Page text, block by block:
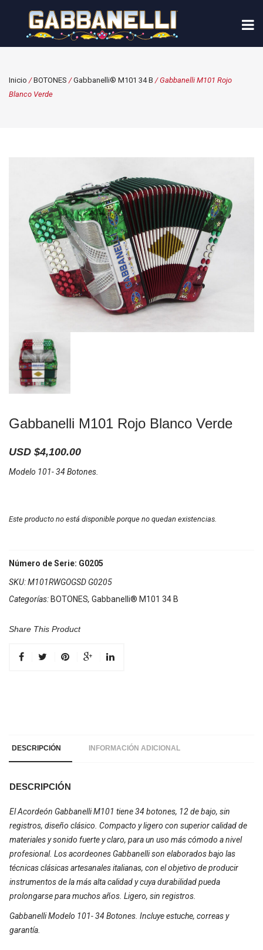
Inicio /BOTONES /Gabbanelli® M101 34 B / Gabbanelli M101 Rojo
Blanco Verde
Gabbanelli M101 Rojo Blanco Verde
USD $4,100.00
Modelo 101- 34 Botones.
Este producto no está disponible porque no quedan existencias.
Número de Serie: G0205
SKU:M101RWGOGSD G0205
Categorías: BOTONES, Gabbanelli® M101 34 B
Share This Product
DESCRIPCIÓN INFORMACIÓN ADICIONAL
DESCRIPCIÓN
El Acordeón Gabbanelli M101 tiene 34 botones, 12 de bajo, sin
registros, diseño clásico. Compacto y ligero con superior calidad de
materiales y sonido fuerte y claro, para un uso más cómodo a nivel
profesional. Los acordeones Gabbanelli son elaborados bajo las
técnicas clásicas artesanales italianas, con el objetivo de producir
instrumentos de la más alta calidad y cuya durabilidad pueda
prolongarse para muchos años. Ligero, sin registros.
Gabbanelli Modelo 101- 34 Botones. Incluye estuche, correas y
garantía.